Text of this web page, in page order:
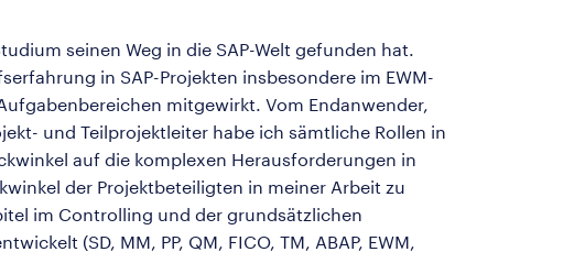
seinen Weg in die SAP-Welt gefunden hat.
in SAP-Projekten insbesondere im EWM-
mitgewirkt. Vom Endanwender,
und Teilprojektleiter habe ich sämtliche Rollen in
auf die komplexen Herausforderungen in
der Projektbeteiligten in meiner Arbeit zu
im Controlling und der grundsätzlichen
(SD, MM, PP, QM, FICO, TM, ABAP, EWM,